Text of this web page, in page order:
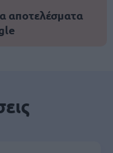
αποτελέσματα